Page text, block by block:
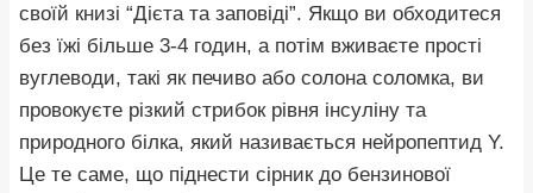
своїй книзі “Дієта та заповіді”. Якщо ви обходитеся
без їжі більше 3-4 годин, а потім вживаєте прості
вуглеводи, такі як печиво або солона соломка, ви
провокуєте різкий стрибок рівня інсуліну та
природного білка, який називається нейропептид Y.
Це те саме, що піднести сірник до бензинової